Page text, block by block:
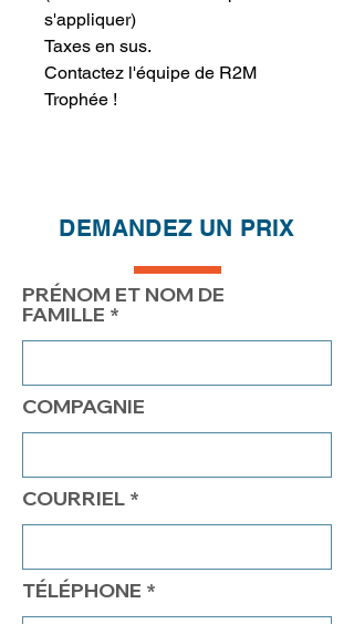
s'appliquer)
Taxes en sus.
Contactez l'équipe de R2M
Trophée !
DEMANDEZ UN PRIX
PRÉNOM ET NOM DE
FAMILLE
COMPAGNIE
COURRIEL
TÉLÉPHONE